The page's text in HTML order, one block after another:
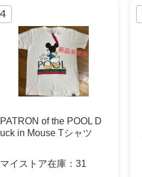
PATRON of the POOL D
uck in Mouse Tシャツ
マイストア在庫： 31